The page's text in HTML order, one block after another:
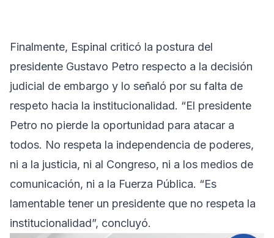
Finalmente, Espinal criticó la postura del
presidente Gustavo Petro respecto a la decisión
judicial de embargo y lo señaló por su falta de
respeto hacia la institucionalidad. “El presidente
Petro no pierde la oportunidad para atacar a
todos. No respeta la independencia de poderes,
ni a la justicia, ni al Congreso, ni a los medios de
comunicación, ni a la Fuerza Pública. “Es
lamentable tener un presidente que no respeta la
institucionalidad”, concluyó.